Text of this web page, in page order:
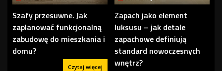
Szafy przesuwne. Jak
zaplanować funkcjonalną
zabudowę do mieszkania i
domu?
Czytaj więcej
Zapach jako element
luksusu – jak detale
zapachowe definiują
standard nowoczesnych
wnętrz?